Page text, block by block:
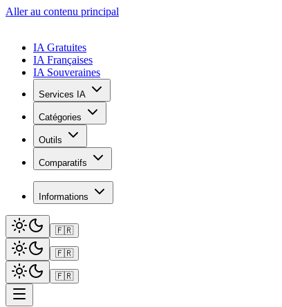
Aller au contenu principal
IA Gratuites
IA Françaises
IA Souveraines
Services IA
Catégories
Outils
Comparatifs
Informations
🇫🇷
🇫🇷
🇫🇷